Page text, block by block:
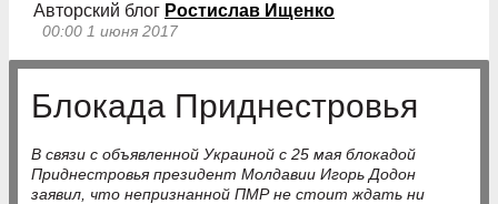
Авторский блог Ростислав Ищенко
00:00 1 июня 2017
Блокада Приднестровья
В связи с объявленной Украиной с 25 мая блокадой
Приднестровья президент Молдавии Игорь Додон
заявил, что непризнанной ПМР не стоит ждать ни